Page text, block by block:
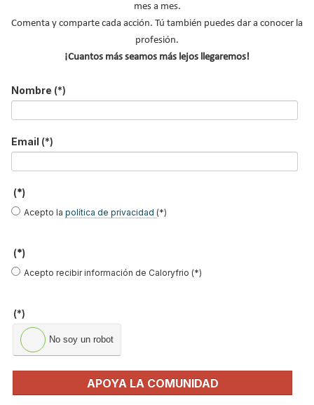
Apellidos
*
*
Enviar
LO MÁS VISTO
El precio del pellet vuelve a subir…
mes a mes.
Comenta y comparte cada acción. Tú también puedes dar a conocer la
profesión.
¡Cuantos más seamos más lejos llegaremos!
Nombre (*)
Email (*)
(*)
Acepto la política de privacidad (*)
(*)
Acepto recibir información de Caloryfrio (*)
(*)
No soy un robot
APOYA LA COMUNIDAD